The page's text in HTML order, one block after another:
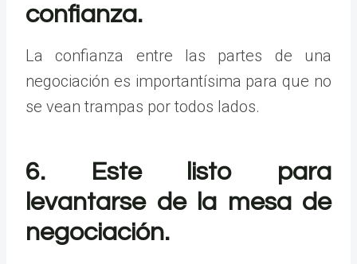
confianza.
La confianza entre las partes de una
negociación es importantísima para que no
se vean trampas por todos lados.
6. Este listo para
levantarse de la mesa de
negociación.